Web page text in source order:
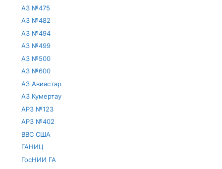
АЗ №475
АЗ №482
АЗ №494
АЗ №499
АЗ №500
АЗ №600
АЗ Авиастар
АЗ Кумертау
АРЗ №123
АРЗ №402
ВВС США
ГАНИЦ
ГосНИИ ГА